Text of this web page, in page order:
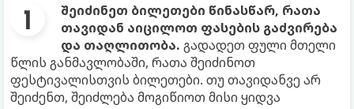
შეიძინეთ ბილეთები წინასწარ, რათა
თავიდან აიცილოთ ფასების გაძვირება
და თაღლითობა. გადადეთ ფული მთელი
წლის განმავლობაში, რათა შეიძინოთ
ფესტივალისთვის ბილეთები. თუ თავიდანვე არ
შეიძენთ, შეიძლება მოგიწიოთ მისი ყიდვა